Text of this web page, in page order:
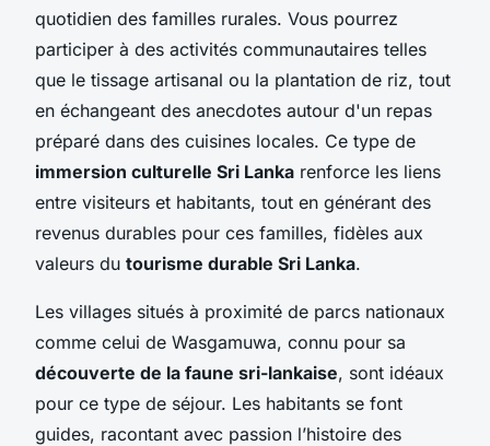
quotidien des familles rurales. Vous pourrez
participer à des activités communautaires telles
que le tissage artisanal ou la plantation de riz, tout
en échangeant des anecdotes autour d'un repas
préparé dans des cuisines locales. Ce type de
immersion culturelle Sri Lanka renforce les liens
entre visiteurs et habitants, tout en générant des
revenus durables pour ces familles, fidèles aux
valeurs du tourisme durable Sri Lanka.
Les villages situés à proximité de parcs nationaux
comme celui de Wasgamuwa, connu pour sa
découverte de la faune sri-lankaise, sont idéaux
pour ce type de séjour. Les habitants se font
guides, racontant avec passion l’histoire des